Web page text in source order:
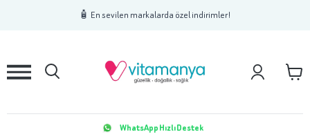
🧴 En sevilen markalarda özel indirimler!
2 3
WhatsApp Hızlı Destek